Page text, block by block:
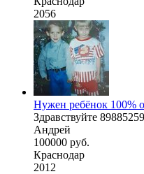
2056
Нужен ребёнок 100%
Здравствуйте
Андрей
100000 руб.
Краснодар
2012